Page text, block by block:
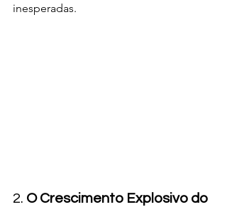
inesperadas.
2. O Crescimento Explosivo do